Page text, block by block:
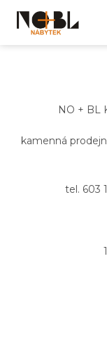
obsah
NO + BL
kamenná
tel. 603